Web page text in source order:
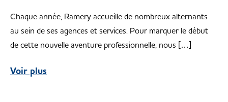
Chaque année, Ramery accueille de nombreux alternants
au sein de ses agences et services. Pour marquer le début
de cette nouvelle aventure professionnelle, nous […]
Voir plus